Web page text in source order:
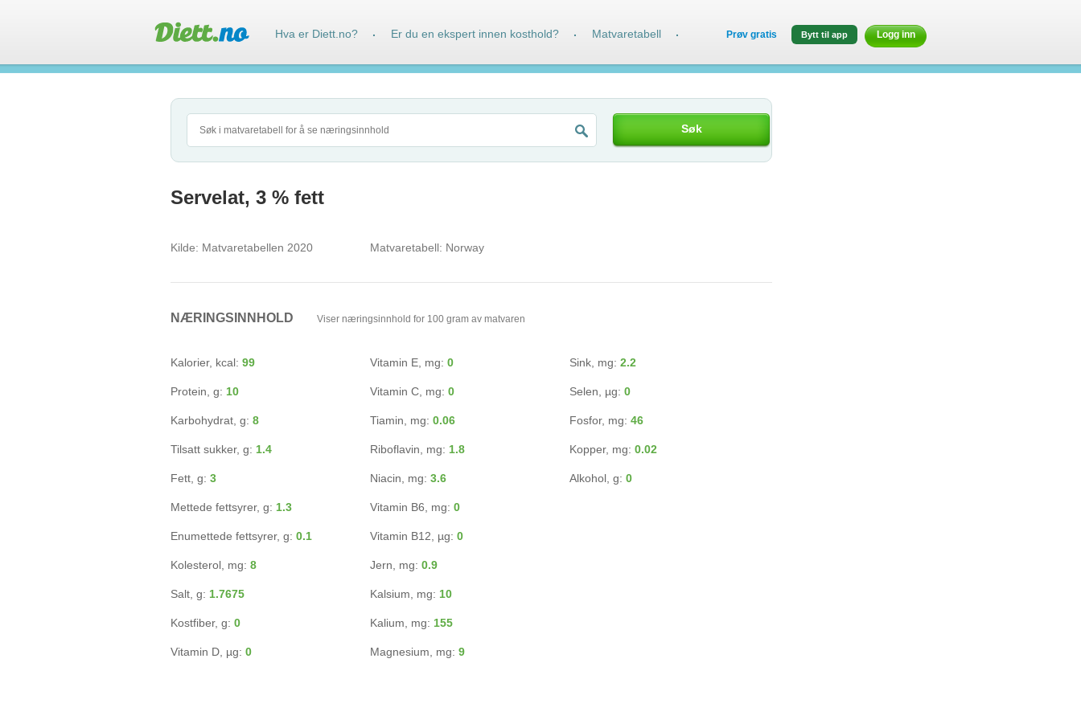
Søk
Servelat, 3 % fett
Kilde: Matvaretabellen 2020 Matvaretabell: Norway
NÆRINGSINNHOLD Viser næringsinnhold for 100 gram av matvaren
Kalorier, kcal: 99
Protein, g: 10
Karbohydrat, g: 8
Tilsatt sukker, g: 1.4
Fett, g: 3
Mettede fettsyrer, g: 1.3
Enumettede fettsyrer, g: 0.1
Kolesterol, mg: 8
Salt, g: 1.7675
Kostfiber, g: 0
Vitamin D, µg: 0
Vitamin E, mg: 0
Vitamin C, mg: 0
Tiamin, mg: 0.06
Riboflavin, mg: 1.8
Niacin, mg: 3.6
Vitamin B6, mg: 0
Vitamin B12, µg: 0
Jern, mg: 0.9
Kalsium, mg: 10
Kalium, mg: 155
Magnesium, mg: 9
Sink, mg: 2.2
Selen, µg: 0
Fosfor, mg: 46
Kopper, mg: 0.02
Alkohol, g: 0
Hva er Diett.no? · Er du en ekspert innen kosthold? · Matvaretabell · Prøv gratis Bytt til app Logg inn